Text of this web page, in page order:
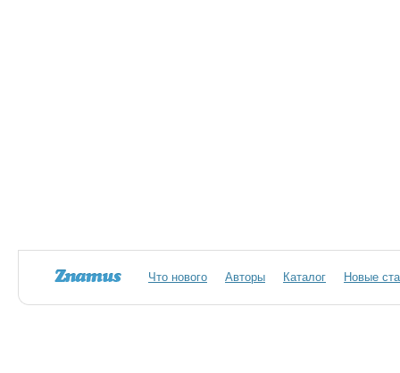
Что нового Авторы Каталог Новые